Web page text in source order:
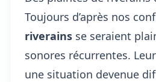
Toujours d’après nos
riverains se seraient
sonores récurrentes.
une situation devenue